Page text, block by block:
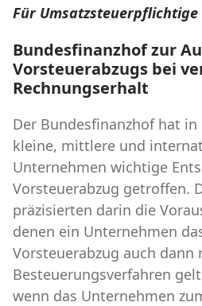
Für Umsatzsteuerpflichtige
Bundesfinanzhof zur
Vorsteuerabzugs bei
Rechnungserhalt
Der Bundesfinanzhof hat
kleine, mittlere und
Unternehmen wichtige
Vorsteuerabzug getroffen.
präzisierten darin die
denen ein Unternehmen
Vorsteuerabzug auch
Besteuerungsverfahren
wenn das Unternehmen